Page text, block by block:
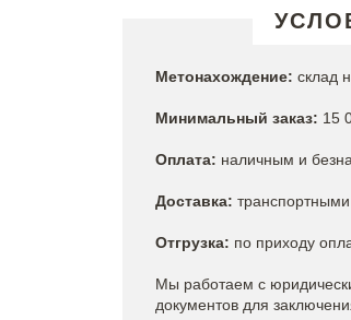
Метонахождение: склад
Минимальный заказ: 15
Оплата: наличным и
Доставка:
Отгрузка: по приходу
Мы работаем с
документов для